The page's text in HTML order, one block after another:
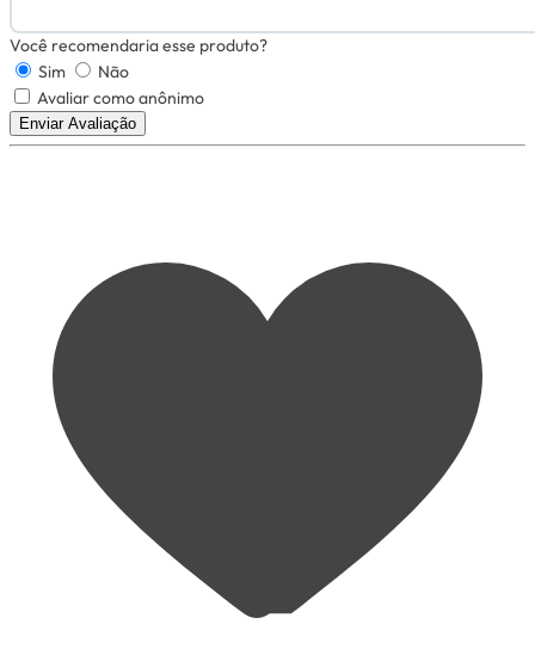
Você recomendaria esse produto?
Sim
Não
Avaliar como anônimo
Enviar Avaliação